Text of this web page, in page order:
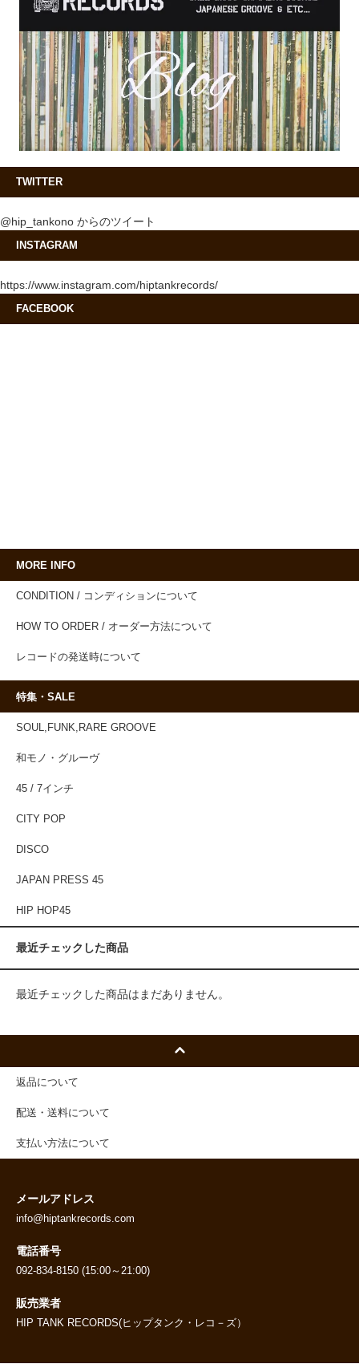
TWITTER
@hip_tankono からのツイート
INSTAGRAM
https://www.instagram.com/hiptankrecords/
FACEBOOK
MORE INFO
CONDITION / コンディションについて
HOW TO ORDER / オーダー方法について
レコードの発送時について
特集・SALE
SOUL,FUNK,RARE GROOVE
和モノ・グルーヴ
45 / 7インチ
CITY POP
DISCO
JAPAN PRESS 45
HIP HOP45
最近チェックした商品
最近チェックした商品はまだありません。
返品について
配送・送料について
支払い方法について
メールアドレス
info@hiptankrecords.com
電話番号
092-834-8150 (15:00～21:00)
販売業者
HIP TANK RECORDS(ヒップタンク・レコ－ズ）